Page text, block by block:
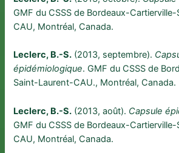
GMF du CSSS de Bordeaux-
CAU, Montréal, Canada.
Leclerc, B.-S. (2013, septembre).
épidémiologique. GMF du CSSS de
Saint-Laurent-CAU., Montréal, Canada.
Leclerc, B.-S. (2013, août). Capsule
GMF du CSSS de Bordeaux-
CAU, Montréal, Canada.